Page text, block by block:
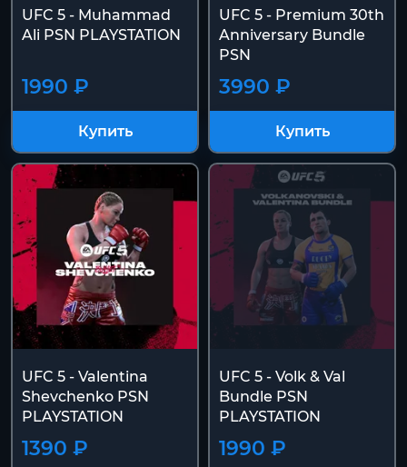
UFC 5 - Muhammad
Ali PSN PLAYSTATION
1990 ₽
Купить
UFC 5 - Premium 30th
Anniversary Bundle
PSN
3990 ₽
Купить
UFC 5 - Valentina
Shevchenko PSN
PLAYSTATION
1390 ₽
UFC 5 - Volk & Val
Bundle PSN
PLAYSTATION
1990 ₽